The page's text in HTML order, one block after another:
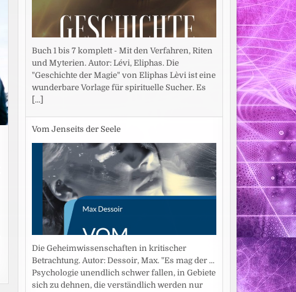
Buch 1 bis 7 komplett - Mit den Verfahren, Riten
und Myterien. Autor: Lévi, Eliphas. Die
"Geschichte der Magie" von Eliphas Lèvi ist eine
wunderbare Vorlage für spirituelle Sucher. Es
[...]
Vom Jenseits der Seele
Die Geheimwissenschaften in kritischer
Betrachtung. Autor: Dessoir, Max. "Es mag der ...
Psychologie unendlich schwer fallen, in Gebiete
sich zu dehnen, die verständlich werden nur